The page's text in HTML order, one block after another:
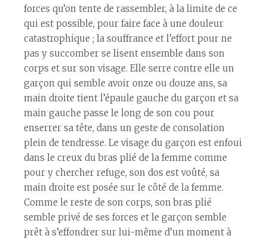
forces qu’on tente de rassembler, à la limite de ce
qui est possible, pour faire face à une douleur
catastrophique ; la souffrance et l’effort pour ne
pas y succomber se lisent ensemble dans son
corps et sur son visage. Elle serre contre elle un
garçon qui semble avoir onze ou douze ans, sa
main droite tient l’épaule gauche du garçon et sa
main gauche passe le long de son cou pour
enserrer sa tête, dans un geste de consolation
plein de tendresse. Le visage du garçon est enfoui
dans le creux du bras plié de la femme comme
pour y chercher refuge, son dos est voûté, sa
main droite est posée sur le côté de la femme.
Comme le reste de son corps, son bras plié
semble privé de ses forces et le garçon semble
prêt à s’effondrer sur lui-même d’un moment à